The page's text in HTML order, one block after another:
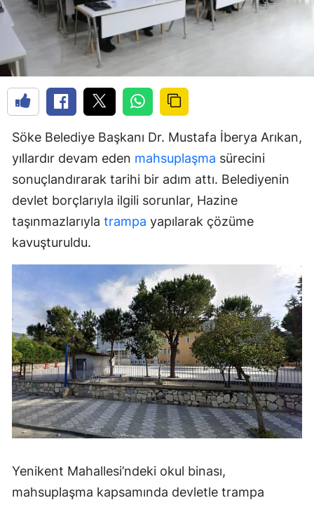
Söke Belediye Başkanı Dr. Mustafa İberya Arıkan,
yıllardır devam eden mahsuplaşma sürecini
sonuçlandırarak tarihi bir adım attı. Belediyenin
devlet borçlarıyla ilgili sorunlar, Hazine
taşınmazlarıyla trampa yapılarak çözüme
kavuşturuldu.
Yenikent Mahallesi’ndeki okul binası,
mahsuplaşma kapsamında devletle trampa